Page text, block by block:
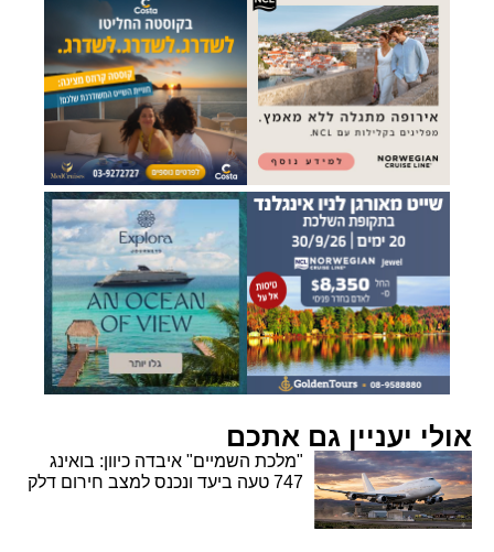
אולי יעניין גם אתכם
"מלכת השמיים" איבדה כיוון: בואינג
747 טעה ביעד ונכנס למצב חירום דלק